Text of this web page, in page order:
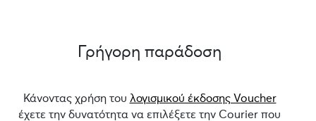
Γρήγορη παράδοση
Κάνοντας χρήση του λογισμικού έκδοσης Voucher
έχετε την δυνατότητα να επιλέξετε την Courier που